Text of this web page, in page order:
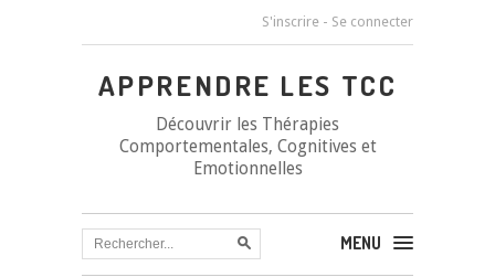
S'inscrire - Se connecter
APPRENDRE LES TCC
Découvrir les Thérapies
Comportementales, Cognitives et
Emotionnelles
MENU